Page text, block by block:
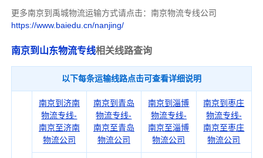
更多南京到禹城物流运输方式请点击：南京物流专线公司
https://www.baiedu.cn/nanjing/
南京到山东物流专线相关线路查询
以下每条运输线路点击可查看详细说明
南京到济南
物流专线-
南京至济南
物流公司
南京到青岛
物流专线-
南京至青岛
物流公司
南京到淄博
物流专线-
南京至淄博
物流公司
南京到枣庄
物流专线-
南京至枣庄
物流公司